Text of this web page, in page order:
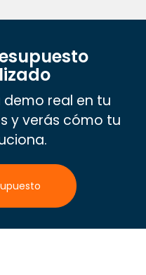
real en tu
y verás cómo tu